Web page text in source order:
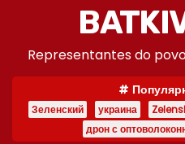
Representantes do
Зеленский украина
дрон с